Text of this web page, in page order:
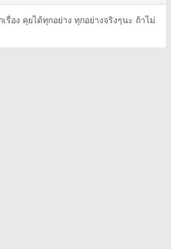
รื่อง คุยได้ทุกอย่าง ทุกอย่างจริงๆนะ ถ้าไม่